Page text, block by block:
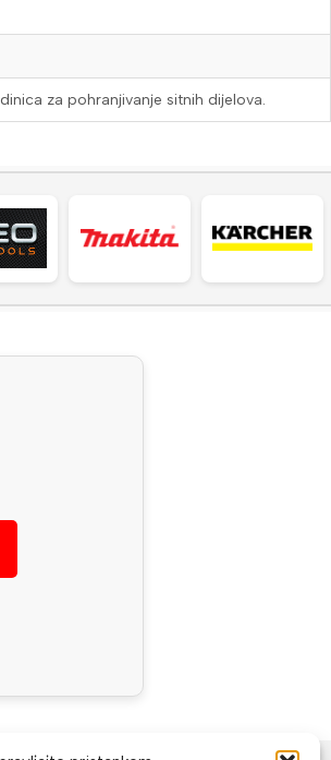
za pohranjivanje sitnih dijelova.
PLAĆANJA